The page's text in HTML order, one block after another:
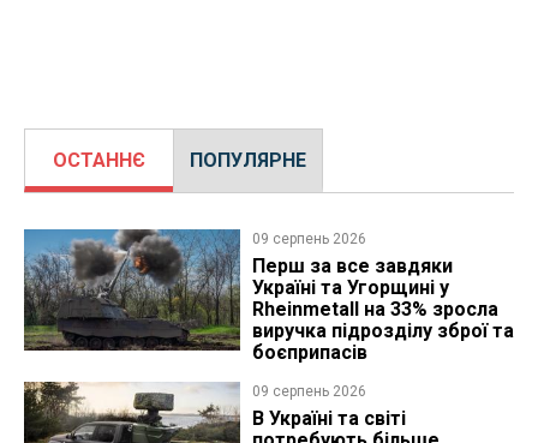
ОСТАННЄ ПОПУЛЯРНЕ
09 серпень 2026
Перш за все завдяки
Україні та Угорщині у
Rheinmetall на 33% зросла
виручка підрозділу зброї та
боєприпасів
09 серпень 2026
В Україні та світі